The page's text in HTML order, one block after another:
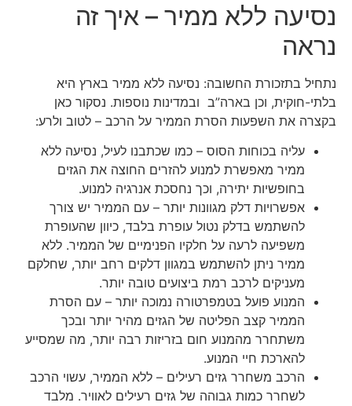
נסיעה ללא ממיר – איך זה
נראה
נתחיל בתזכורת החשובה: נסיעה ללא ממיר בארץ היא
בלתי-חוקית, וכן בארה”ב ובמדינות נוספות. נסקור כאן
בקצרה את השפעות הסרת הממיר על הרכב – לטוב ולרע:
עליה בכוחות הסוס – כמו שכתבנו לעיל, נסיעה ללא
ממיר מאפשרת למנוע להזרים החוצה את הגזים
בחופשיות יתירה, וכך נחסכת אנרגיה למנוע.
אפשרויות דלק מגוונות יותר – עם הממיר יש צורך
להשתמש בדלק נטול עופרת בלבד, כיוון שהעופרת
משפיעה לרעה על חלקיו הפנימיים של הממיר. ללא
ממיר ניתן להשתמש במגוון דלקים רחב יותר, שחלקם
מעניקים לרכב רמת ביצועים טובה יותר.
המנוע פועל בטמפרטורה נמוכה יותר – עם הסרת
הממיר קצב הפליטה של הגזים מהיר יותר ובכך
משתחרר מהמנוע חום בזריזות רבה יותר, מה שמסייע
להארכת חיי המנוע.
הרכב משחרר גזים רעילים – ללא הממיר, עשוי הרכב
לשחרר כמות גבוהה של גזים רעילים לאוויר. מלבד